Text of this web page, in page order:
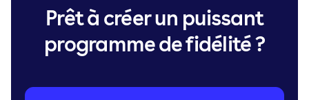
Prêt à créer un puissant
programme de fidélité ?